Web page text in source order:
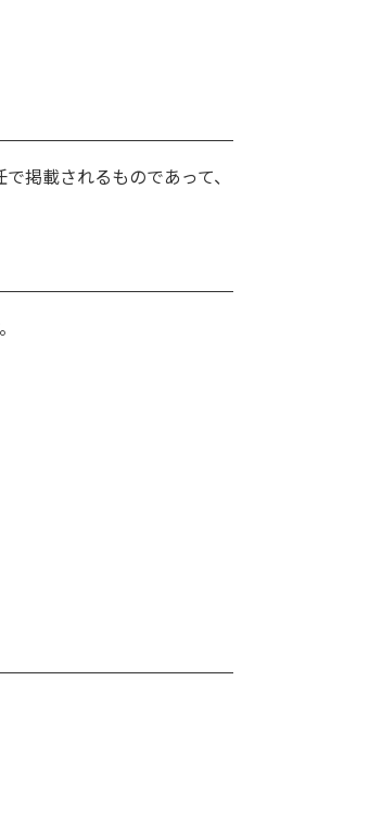
掲載されるものであって、